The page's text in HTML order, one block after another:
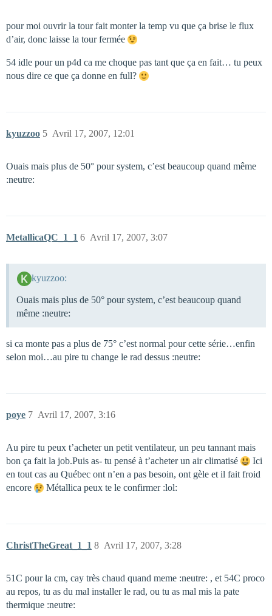
pour moi ouvrir la tour fait monter la temp vu que ça brise le flux
d’air, donc laisse la tour fermée
54 idle pour un p4d ca me choque pas tant que ça en fait… tu peux
nous dire ce que ça donne en full?
kyuzzoo Avril 17, 2007, 12:01
5
Ouais mais plus de 50° pour system, c’est beaucoup quand même
:neutre:
MetallicaQC_1_1 Avril 17, 2007, 3:07
6
kyuzzoo:
Ouais mais plus de 50° pour system, c’est beaucoup quand
même :neutre:
si ca monte pas a plus de 75° c’est normal pour cette série…enfin
selon moi…au pire tu change le rad dessus :neutre:
poye Avril 17, 2007, 3:16
7
Au pire tu peux t’acheter un petit ventilateur, un peu tannant mais
bon ça fait la job.Puis as- tu pensé à t’acheter un air climatisé
Ici
en tout cas au Québec ont n’en a pas besoin, ont gèle et il fait froid
encore
Métallica peux te le confirmer :lol:
ChristTheGreat_1_1 Avril 17, 2007, 3:28
8
51C pour la cm, cay très chaud quand meme :neutre: , et 54C proco
au repos, tu as du mal installer le rad, ou tu as mal mis la pate
thermique :neutre: